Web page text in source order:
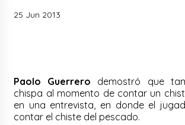
25 Jun 2013
Paolo Guerrero demostró que
chispa al momento de contar un
en una entrevista, en donde el
contar el chiste del pescado.